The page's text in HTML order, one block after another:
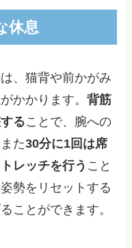
休息
、猫背や前かがみ
かかります。背筋
ることで、腕への
た30分に1回は席
レッチを行う こと
勢をリセットする
ことができます。